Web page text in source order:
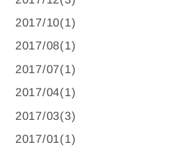
2017/10(1)
2017/08(1)
2017/07(1)
2017/04(1)
2017/03(3)
2017/01(1)